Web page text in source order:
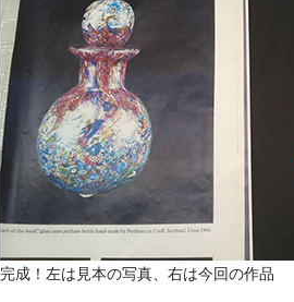
完成！左は見本の写真、右は今回の作品